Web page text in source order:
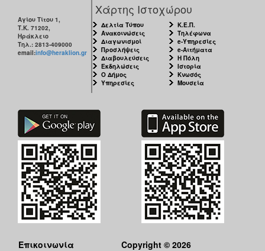
Αγίου Τίτου 1,
Τ.Κ. 71202,
Ηράκλειο
Τηλ.: 2813-409000
email:info@heraklion.gr
Χάρτης Ιστοχώρου
Δελτία Τύπου
Ανακοινώσεις
Διαγωνισμοί
Προσλήψεις
Διαβουλεύσεις
Εκδηλώσεις
Ο Δήμος
Υπηρεσίες
Κ.Ε.Π.
Τηλέφωνα
e-Υπηρεσίες
e-Αιτήματα
Η Πόλη
Ιστορία
Κνωσός
Μουσεία
Επικοινωνία
Copyright © 2026